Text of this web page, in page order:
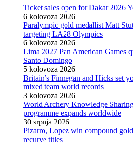
Ticket sales open for Dakar 2026
6 kolovoza 2026
Paralympic gold medallist Matt
targeting LA28 Olympics
6 kolovoza 2026
Lima 2027 Pan American Games
Santo Domingo
5 kolovoza 2026
Britain’s Finnegan and Hicks set
mixed team world records
3 kolovoza 2026
World Archery Knowledge
programme expands worldwide
30 srpnja 2026
Pizarro, Lopez win compound
recurve titles